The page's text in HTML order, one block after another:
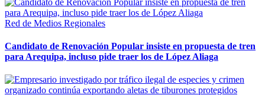
Red de Medios Regionales
Candidato de Renovación Popular insiste en propuesta de tren
para Arequipa, incluso pide traer los de López Aliaga